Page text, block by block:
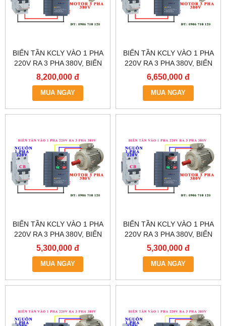
BIẾN TẦN KCLY VÀO 1 PHA
220V RA 3 PHA 380V, BIẾN
TẦN KCLY KOC600-011GT3-
B
8,200,000 đ
MUA NGAY
BIẾN TẦN KCLY VÀO 1 PHA
220V RA 3 PHA 380V, BIẾN
TẦN KCLY KOC600-
7R5GT3-B
6,650,000 đ
MUA NGAY
BIẾN TẦN KCLY VÀO 1 PHA
220V RA 3 PHA 380V, BIẾN
TẦN KCLY KOC600-
5R5GT3-B
5,300,000 đ
MUA NGAY
BIẾN TẦN KCLY VÀO 1 PHA
220V RA 3 PHA 380V, BIẾN
TẦN KCLY KOC600-
3R7GT3-B
5,300,000 đ
MUA NGAY